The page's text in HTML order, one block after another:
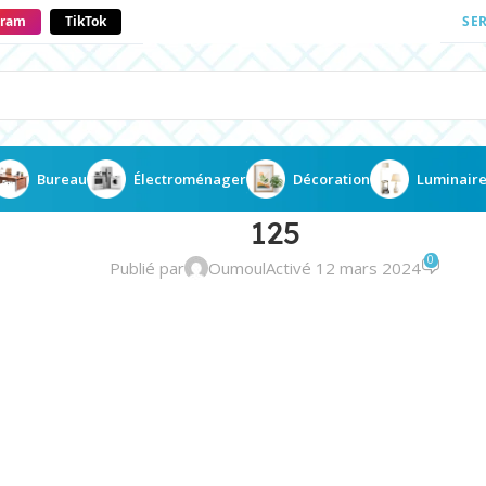
TikTok
Bureau Électroménager Décoration Luminaire
125
Publié par OumoulActivé 12 mars 2024 0